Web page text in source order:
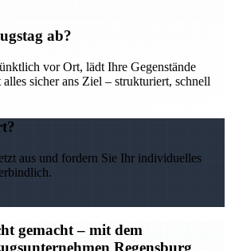
ab?
vor Ort, lädt Ihre Gegenstände
sicher ans Ziel – strukturiert, schnell
aus und fordern Sie Ihr individuelles
gemacht – mit dem